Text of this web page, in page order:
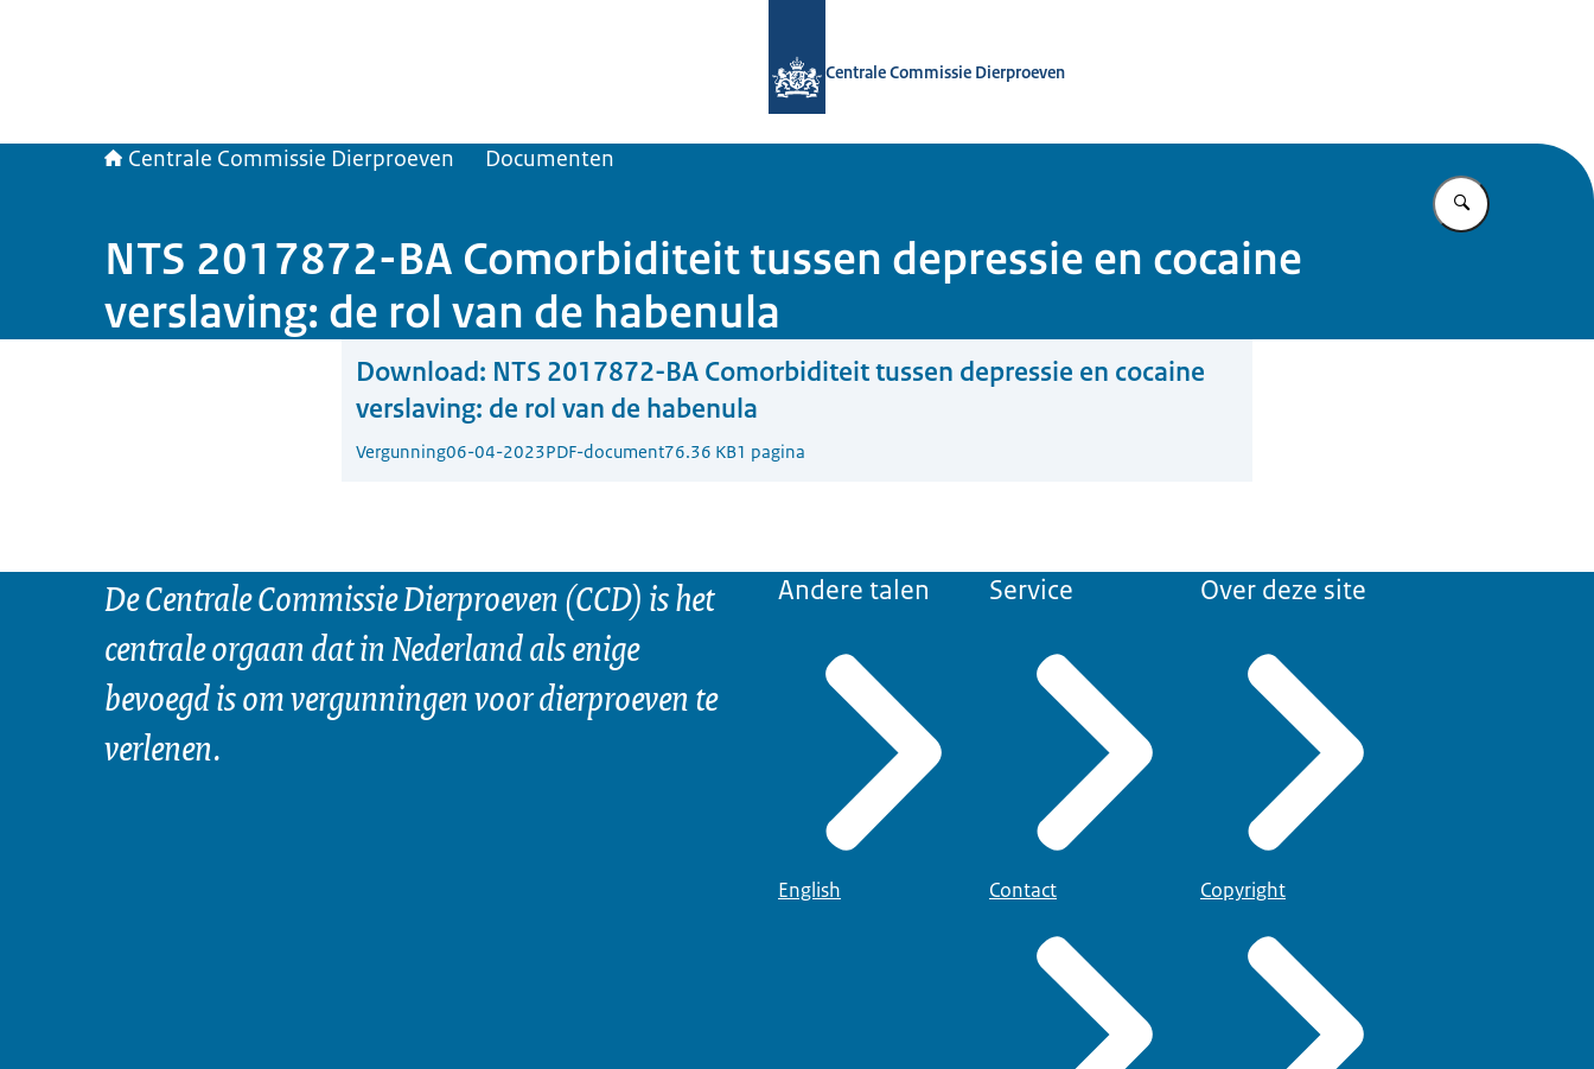
Centrale Commissie Dierproeven
Centrale Commissie Dierproeven Documenten
Vul in wat u
NTS 2017872-BA Comorbiditeit tussen depressie en cocaine
verslaving: de rol van de habenula
Download: NTS 2017872-BA Comorbiditeit tussen depressie en cocaine
verslaving: de rol van de habenula
Vergunning06-04-2023PDF-document76.36 KB1 pagina
De Centrale Commissie Dierproeven (CCD) is het
centrale orgaan dat in Nederland als enige
bevoegd is om vergunningen voor dierproeven te
verlenen.
Andere talen
English
Service
Contact
Over deze site
Copyright